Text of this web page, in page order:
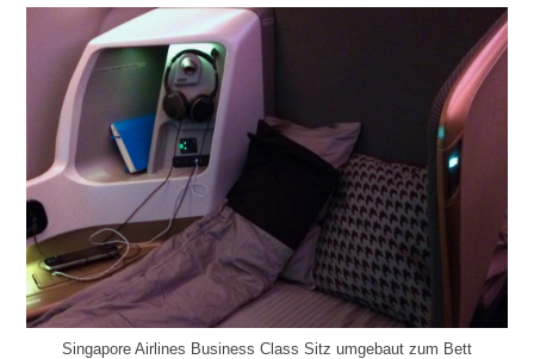
Singapore Airlines Business Class Sitz umgebaut zum Bett